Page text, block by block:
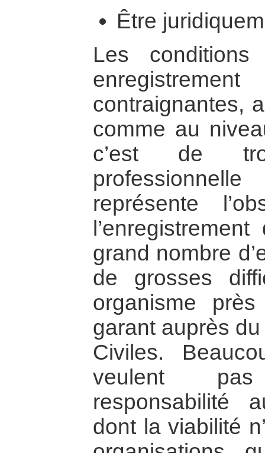
Être
Les
contraignantes,
comme au
c’est de
représente
grand nombre
de grosses
organisme
garant auprès
Civiles.
veulent
responsabilité
dont la viabilité